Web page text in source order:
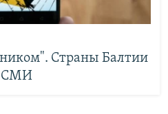
Страны Балтии
СМИ